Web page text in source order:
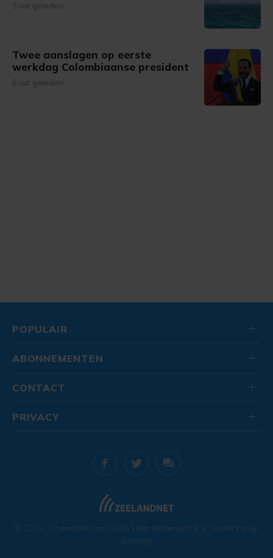
3 uur geleden
Twee aanslagen op eerste
werkdag Colombiaanse president
6 uur geleden
POPULAIR
ABONNEMENTEN
CONTACT
© 2026 . Onderdeel van DELTA Fiber Nederland B.V. Geniet van je
zondag!
PRIVACY